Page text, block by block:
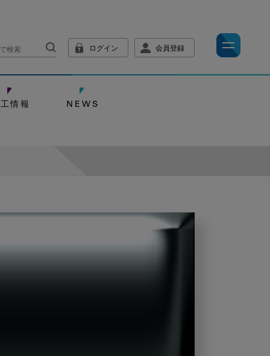
ログイン 会員登録
情報 NEWS